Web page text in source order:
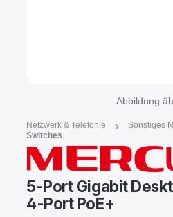
Abbildung
Netzwerk & Telefonie
Sonstiges
Switches
5-Port Gigabit
4-Port PoE+